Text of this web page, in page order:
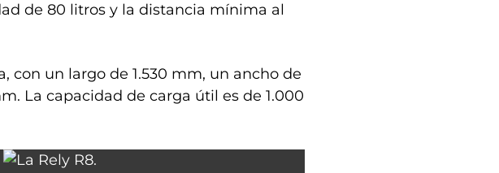
de 80 litros y la distancia mínima al
con un largo de 1.530 mm, un ancho de
La capacidad de carga útil es de 1.000